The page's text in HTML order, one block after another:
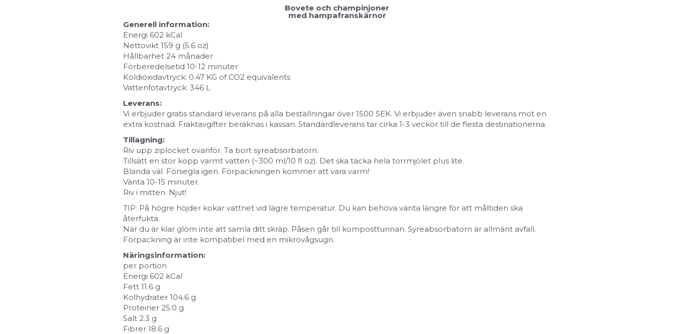
Bovete och champinjoner
med hampafranskärnor
Generell information:
Energi 602 kCal
Nettovikt 159 g (5.6 oz)
Hållbarhet 24 månader
Förberedelsetid 10-12 minuter
Koldioxidavtryck: 0.47 KG of CO2 equivalents
Vattenfotavtryck: 346 L
Leverans:
Vi erbjuder gratis standard leverans på alla beställningar över 1500 SEK. Vi erbjuder även snabb leverans mot en
extra kostnad. Fraktavgifter beräknas i kassan. Standardleverans tar cirka 1-3 veckor till de flesta destinationerna.
Tillagning:
Riv upp ziplocket ovanför. Ta bort syreabsorbatorn.
Tillsätt en stor kopp varmt vatten (~300 ml/10 fl oz). Det ska täcka hela torrmjölet plus lite.
Blanda väl. Försegla igen. Förpackningen kommer att vara varm!
Vänta 10-15 minuter.
Riv i mitten. Njut!
TIP: På högre höjder kokar vattnet vid lägre temperatur. Du kan behöva vänta längre för att måltiden ska
återfukta.
När du är klar glöm inte att samla ditt skräp. Påsen går till komposttunnan. Syreabsorbatorn är allmänt avfall.
Förpackning är inte kompatibel med en mikrovågsugn.
Näringsinformation:
per portion
Energi 602 kCal
Fett 11.6 g
Kolhydrater 104.6 g
Proteiner 25.0 g
Salt 2.3 g
Fibrer 18.6 g